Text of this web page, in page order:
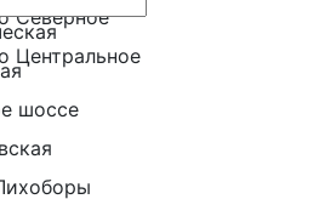
Северное
Центральное
шоссе